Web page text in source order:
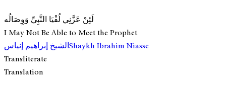
لَئِنْ عَزَّنِي لُقْيَا النَّبِيِّ وَوِصَالُه
I May Not Be Able to Meet the Prophet
الشيخ إبراهيم إنياسShaykh Ibrahim Niasse
Transliterate
Translation